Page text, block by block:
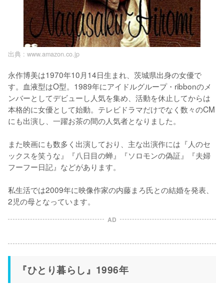
出典 : www.amazon.co.jp
永作博美は1970年10月14日生まれ、茨城県出身の女優で
す。血液型はO型。1989年にアイドルグループ・ribbonのメ
ンバーとしてデビューし人気を集め、活動を休止してからは
本格的に女優として始動。テレビドラマだけでなく数々のCM
にも出演し、一躍お茶の間の人気者となりました。
また映画にも数多く出演しており、主な出演作には『人のセ
ックスを笑うな』『八日目の蝉』『ソロモンの偽証』『夫婦
フーフー日記』などがあります。
私生活では2009年に映像作家の内藤まろ氏との結婚を発表、
2児の母となっています。
AD
『ひとり暮らし』1996年